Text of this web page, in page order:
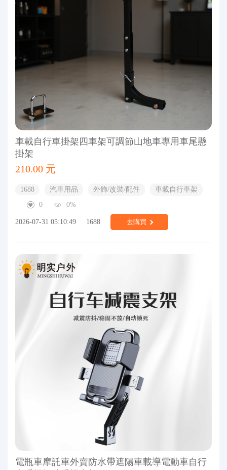
車載自行車掛架四車架可調節山地車專用車尾懸
掛架
210.00 元
1688 汽車用品 外飾/改裝/配件
車載自行車架
0
0%
2026-07-31 05:10:49 1688 去購買
電瓶車摩託車外賣防水帶遮陽車載導電動車自行